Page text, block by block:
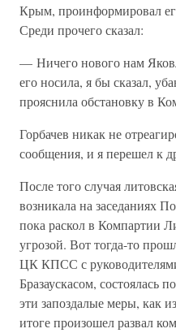
Крым, проинформировал
Среди прочего сказал:
— Ничего нового нам
его носила, я бы сказал,
прояснила обстановку в
Горбачев никак не
сообщения, и я перешел к
После того случая
возникала на заседаниях
пока раскол в Компартии
угрозой. Вот тогда-то
ЦК КПСС с
Бразаускасом, состоялась
эти запоздалые меры, как
итоге произошел развал